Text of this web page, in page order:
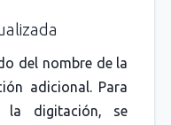
del nombre de la
adicional. Para
la digitación, se